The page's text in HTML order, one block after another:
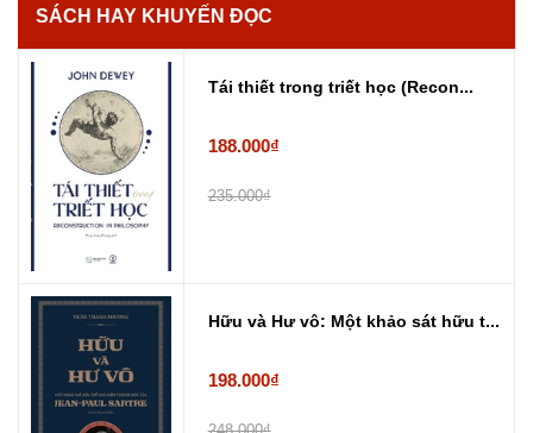
SÁCH HAY KHUYẾN ĐỌC
Tái thiết trong triết học (Recon...
188.000₫
235.000₫
Hữu và Hư vô: Một khảo sát hữu t...
198.000₫